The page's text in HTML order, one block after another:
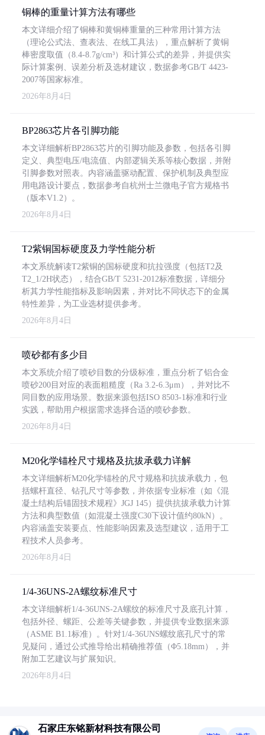
铜棒的重量计算方法有哪些
本文详细介绍了铜棒和黄铜棒重量的三种常用计算方法
（理论公式法、查表法、在线工具法），重点解析了黄铜
棒密度取值（8.4-8.7g/cm³）和计算公式的差异，并提供实
际计算案例、误差分析及选材建议，数据参考GB/T 4423-
2007等国家标准。
2026年8月4日
BP2863芯片各引脚功能
本文详细解析BP2863芯片的引脚功能及参数，包括各引脚
定义、典型电压/电流值、内部逻辑关系等核心数据，并附
引脚参数对照表。内容涵盖驱动配置、保护机制及典型应
用电路设计要点，数据参考自杭州士兰微电子官方规格书
（版本V1.2）。
2026年8月4日
T2紫铜国标硬度及力学性能分析
本文系统解读T2紫铜的国标硬度和抗拉强度（包括T2及
T2_1/2H状态），结合GB/T 5231-2012标准数据，详细分
析其力学性能指标及影响因素，并对比不同状态下的金属
特性差异，为工业选材提供参考。
2026年8月4日
喷砂都有多少目
本文系统介绍了喷砂目数的分级标准，重点分析了铝合金
喷砂200目对应的表面粗糙度（Ra 3.2-6.3μm），并对比不
同目数的应用场景。数据来源包括ISO 8503-1标准和行业
实践，帮助用户根据需求选择合适的喷砂参数。
2026年8月4日
M20化学锚栓尺寸规格及抗拔承载力详解
本文详细解析M20化学锚栓的尺寸规格和抗拔承载力，包
括螺杆直径、钻孔尺寸等参数，并依据专业标准（如《混
凝土结构后锚固技术规程》JGJ 145）提供抗拔承载力计算
方法和典型数值（如混凝土强度C30下设计值约80kN）。
内容涵盖安装要点、性能影响因素及选型建议，适用于工
程技术人员参考。
2026年8月4日
1/4-36UNS-2A螺纹标准尺寸
本文详细解析1/4-36UNS-2A螺纹的标准尺寸及底孔计算，
包括外径、螺距、公差等关键参数，并提供专业数据来源
（ASME B1.1标准）。针对1/4-36UNS螺纹底孔尺寸的常
见疑问，通过公式推导给出精确推荐值（Φ5.18mm），并
附加工艺建议与扩展知识。
2026年8月4日
石家庄东铭新材科技有限公司